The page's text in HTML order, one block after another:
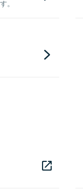
。